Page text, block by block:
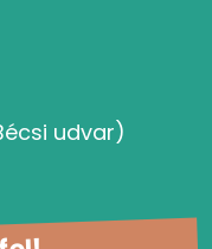
udvar)